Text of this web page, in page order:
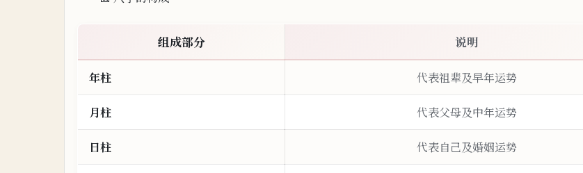
组成部分 说明
年柱 代表祖辈及早年运势
月柱 代表父母及中年运势
日柱 代表自己及婚姻运势